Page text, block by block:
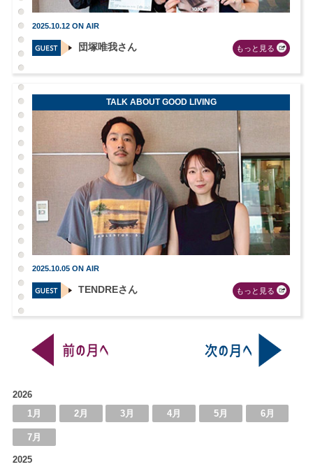
2025.10.12 ON AIR
団塚唯我さん もっと見る
TALK ABOUT GOOD LIVING
2025.10.05 ON AIR
TENDREさん もっと見る
2026
1月
2月 3月 4月 5月 6月
7月
2025